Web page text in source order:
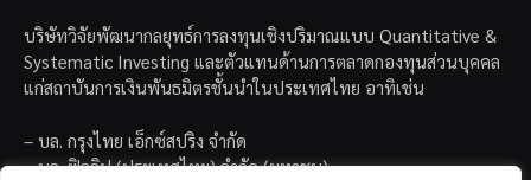
บริษัทวิจัยพัฒนากลยุทธ์การลงทุนเชิงปริมาณแบบ Quantitative &
Systematic Investing และตัวแทนด้านการตลาดกองทุนส่วนบุคคล
แก่สถาบันการเงินพันธมิตรชั้นนำในประเทศไทย อาทิเช่น
– บล. กรุงไทย เอ็กซ์สปริง จำกัด
– บล. ฟิลลิป (ประเทศไทย) จำกัด (มหาชน)